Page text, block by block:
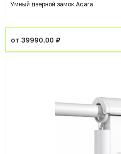
Умный дверной замок Aqara
от 39990.00 ₽